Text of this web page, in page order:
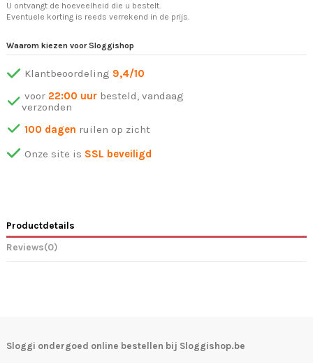
U ontvangt de hoeveelheid die u bestelt.
Eventuele korting is reeds verrekend in de prijs.
Waarom kiezen voor Sloggishop
Klantbeoordeling 9,4/10
voor 22:00 uur besteld, vandaag
verzonden
100 dagen ruilen op zicht
Onze site is SSL beveiligd
Productdetails
Reviews(0)
Sloggi ondergoed online bestellen bij Sloggishop.be